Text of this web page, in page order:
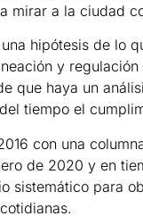
mirar a la ciudad
hipótesis de lo
y
que haya un
tiempo el
con una
de 2020 y en
sistemático para